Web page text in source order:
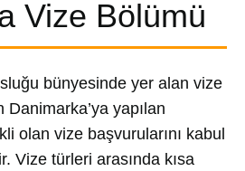
Vize Bölümü
bünyesinde yer alan vize
Danimarka’ya yapılan
olan vize başvurularını kabul
Vize türleri arasında kısa